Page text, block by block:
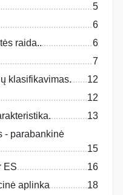
5
6
raida..
6
7
klasifikavimas.
12
12
13
- parabankinė
15
ES
16
aplinka
18